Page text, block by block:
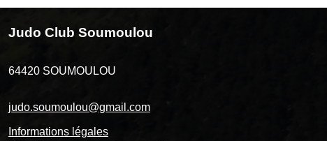
Judo Club Soumoulou
64420 SOUMOULOU
judo.soumoulou@gmail.com
Informations légales